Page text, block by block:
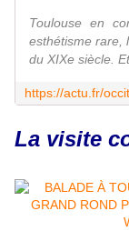
Toulouse en
esthétisme rare,
du XIXe siècle.
La visite